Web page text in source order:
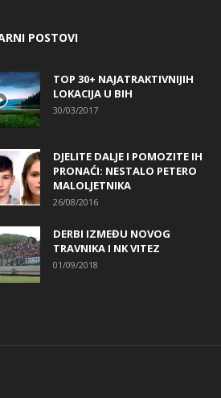
POSTOVI
TOP 30+ NAJATRAKTIVNIJIH
LOKACIJA U BIH
30/03/2017
DJELITE DALJE I POMOZITE IH
PRONAĆI: NESTALO PETERO
MALOLJETNIKA
26/08/2016
DERBI IZMEĐU NOVOG
TRAVNIKA I NK VITEZ
01/09/2018